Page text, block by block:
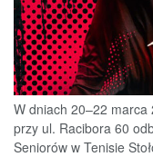
W dniach 20–22
przy ul. Racibora 60
Seniorów w Tenisie